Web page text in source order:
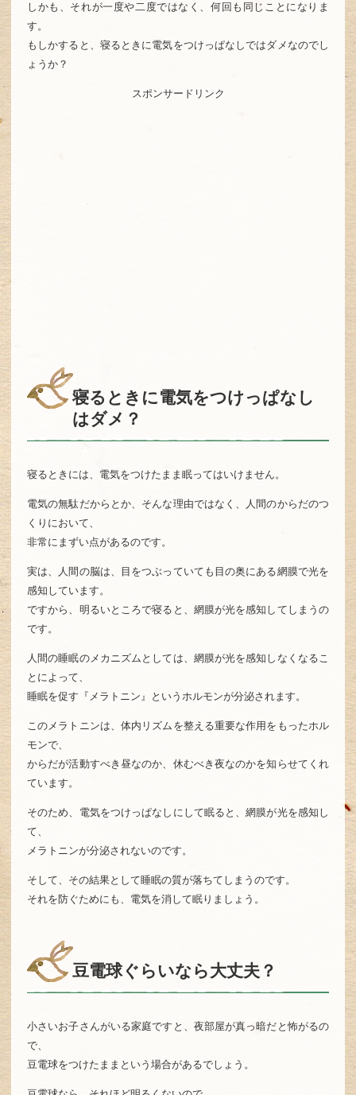
しかも、それが一度や二度ではなく、何回も同じことになりま
す。
もしかすると、寝るときに電気をつけっぱなしではダメなのでし
ょうか？
スポンサードリンク
寝るときに電気をつけっぱなし
はダメ？
寝るときには、電気をつけたまま眠ってはいけません。
電気の無駄だからとか、そんな理由ではなく、人間のからだのつ
くりにおいて、
非常にまずい点があるのです。
実は、人間の脳は、目をつぶっていても目の奥にある網膜で光を
感知しています。
ですから、明るいところで寝ると、網膜が光を感知してしまうの
です。
人間の睡眠のメカニズムとしては、網膜が光を感知しなくなるこ
とによって、
睡眠を促す『メラトニン』というホルモンが分泌されます。
このメラトニンは、体内リズムを整える重要な作用をもったホル
モンで、
からだが活動すべき昼なのか、休むべき夜なのかを知らせてくれ
ています。
そのため、電気をつけっぱなしにして眠ると、網膜が光を感知し
て、
メラトニンが分泌されないのです。
そして、その結果として睡眠の質が落ちてしまうのです。
それを防ぐためにも、電気を消して眠りましょう。
豆電球ぐらいなら大丈夫？
小さいお子さんがいる家庭ですと、夜部屋が真っ暗だと怖がるの
で、
豆電球をつけたままという場合があるでしょう。